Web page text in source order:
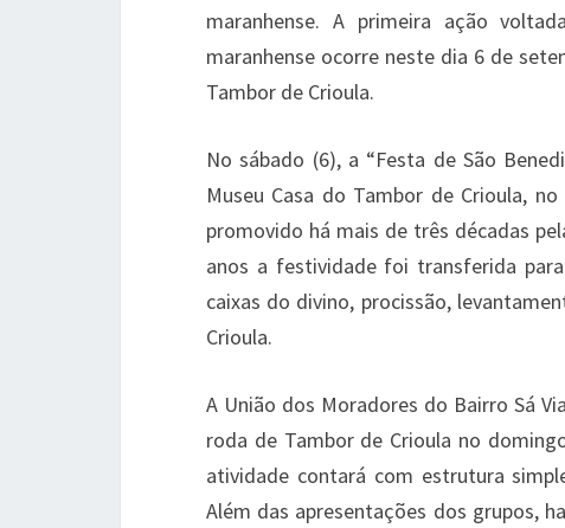
maranhense. A primeira ação
maranhense ocorre neste dia 6 de
Tambor de Crioula.
No sábado (6), a “Festa de São
Museu Casa do Tambor de Crioula,
promovido há mais de três décadas
anos a festividade foi transferida
caixas do divino, procissão,
Crioula.
A União dos Moradores do Bairro Sá
roda de Tambor de Crioula no
atividade contará com estrutura
Além das apresentações dos grupos,